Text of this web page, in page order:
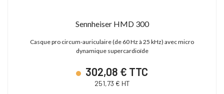
Sennheiser HMD 300
Casque pro circum-auriculaire (de 60 Hz à 25 kHz) avec micro
dynamique supercardioïde
302,08 € TTC
251,73 € HT